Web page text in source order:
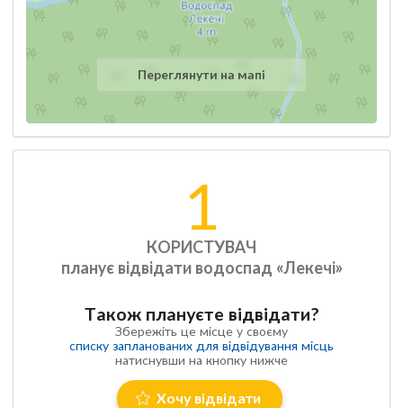
Переглянути на мапі
1
КОРИСТУВАЧ
планує відвідати водоспад «Лекечі»
Також плануєте відвідати?
Збережіть це місце у своєму
списку запланованих для відвідування місць
натиснувши на кнопку нижче
Хочу відвідати